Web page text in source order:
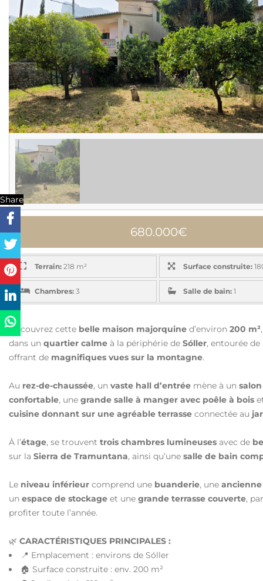
680.000€
Terrain: 218 m² Surface construite:
Chambres: 3 Salle de bain:1
Découvrez cette belle maison majorquine d’environ 200 m²
dans un quartier calme à la périphérie de Sóller, entourée
offrant de magnifiques vues sur la montagne.
Au rez-de-chaussée, un vaste hall d’entrée mène à un salon
confortable, une grande salle à manger avec poêle à bois
cuisine donnant sur une agréable terrasse connectée au
À l’étage, se trouvent trois chambres lumineuses avec de
sur la Sierra de Tramuntana, ainsi qu’une salle de bain
Le niveau inférieur comprend une buanderie, une
un espace de stockage et une grande terrasse couverte,
profiter toute l’année.
🌿 CARACTÉRISTIQUES PRINCIPALES :
📍 Emplacement : environs de Sóller
🏠 Surface construite : env. 200 m²
Share